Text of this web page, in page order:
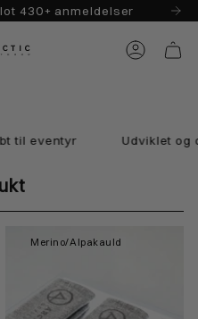
430+ anmeldelser
Konto
til eventyr Udviklet og
Merino/Alpakauld